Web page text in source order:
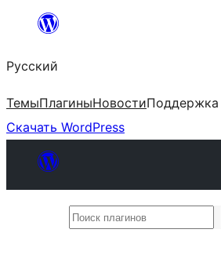
Перейти
содержимому
Русский
ТемыПлагиныНовостиПоддержка
Скачать WordPress
Поиск